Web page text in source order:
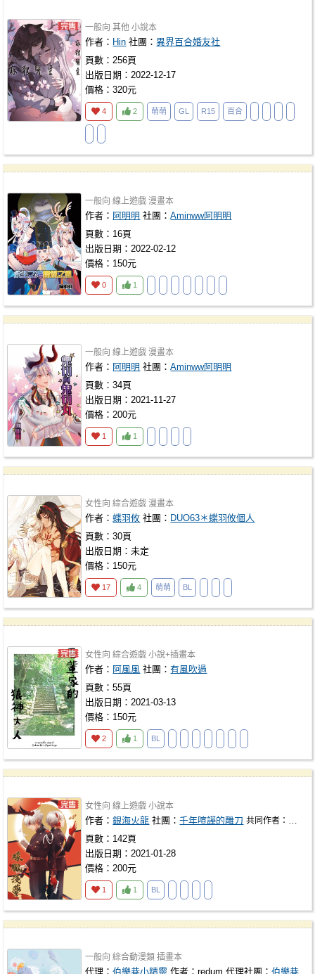
一般向 其他 小說本
作者： Hin 社團：異界百合婚友社
頁數：256頁
出版日期：2022-12-17
價格：320元
4 2 萌萌 GL R15 百合
一般向 線上遊戲 漫畫本
作者： 阿明明 社團：Aminww阿明明
頁數：16頁
出版日期：2022-02-12
價格：150元
0 1
一般向 線上遊戲 漫畫本
作者： 阿明明 社團：Aminww阿明明
頁數：34頁
出版日期：2021-11-27
價格：200元
1 1
女性向 綜合遊戲 漫畫本
作者：蝶羽攸 社團： DUO63＊蝶羽攸個人
頁數：30頁
出版日期：未定
價格：150元
17 4 萌萌 BL
女性向 綜合遊戲 小說+插畫本
作者： 阿風風 社團：有風吹過
頁數：55頁
出版日期：2021-03-13
價格：150元
2 1 BL
女性向 線上遊戲 小說本
作者：銀海火龍 社團：千年喧譁的雕刀 共同作者： 少年白
頁數：142頁
出版日期：2021-01-28
價格：200元
1 1 BL
一般向 綜合動漫類 插畫本
代理：伯樂巷小精靈 作者：redum 代理社團：伯樂巷